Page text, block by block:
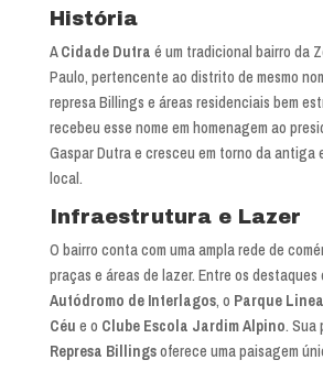
História
ACidade Dutra é um tradicional bairro da
Paulo, pertencente ao distrito de mesmo
represa Billings e áreas residenciais bem
recebeu esse nome em homenagem ao
Gaspar Dutra e cresceu em torno da antiga
local.
Infraestrutura e Lazer
O bairro conta com uma ampla rede de
praças e áreas de lazer. Entre os destaques
Autódromo de Interlagos, o Parque
Céu e o Clube Escola Jardim Alpino. Sua
Represa Billingsoferece uma paisagem